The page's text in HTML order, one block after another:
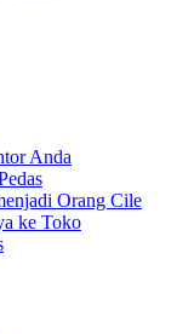
Anda
Orang Cile
ke Toko